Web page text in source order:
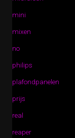
mini
mixen
no
philips
plafondpanelen
prijs
real
reaper